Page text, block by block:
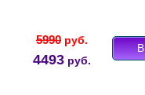
5990 руб.
4493 руб.